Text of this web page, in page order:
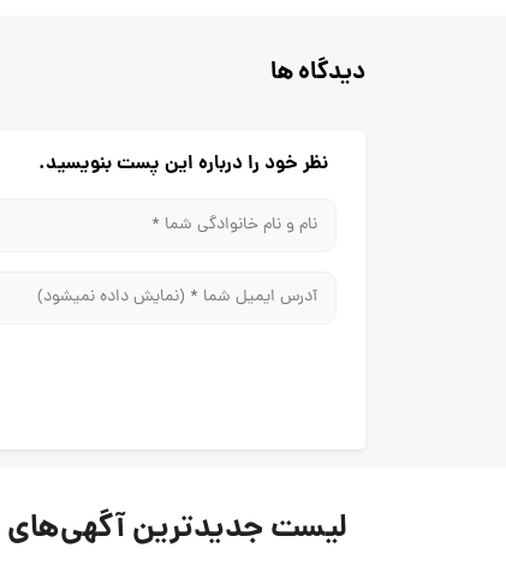
دیدگاه ها
نظر خود را درباره این پست بنویسید.
لیست جدیدترین آگهی‌های